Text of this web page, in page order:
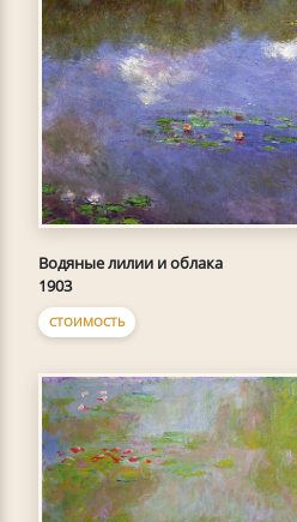
Водяные лилии и облака
1903
СТОИМОСТЬ